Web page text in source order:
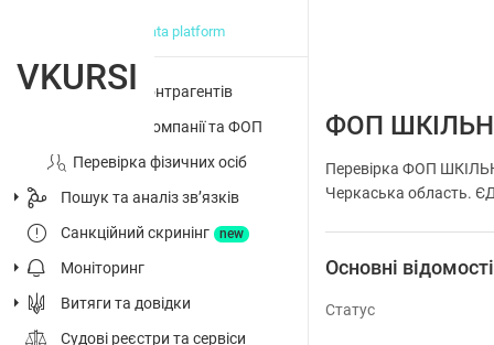
big data platform
Перевірка контрагентів
Досьє на компанії та ФОП
Перевірка фізичних осіб
Пошук та аналіз звʼязків
Санкційний скринінг
new
Моніторинг
Витяги та довідки
Судові реєстри та сервіси
ФОП
Перевірка ФОП
Черкаська область.
Основні
Статус
VKURSI